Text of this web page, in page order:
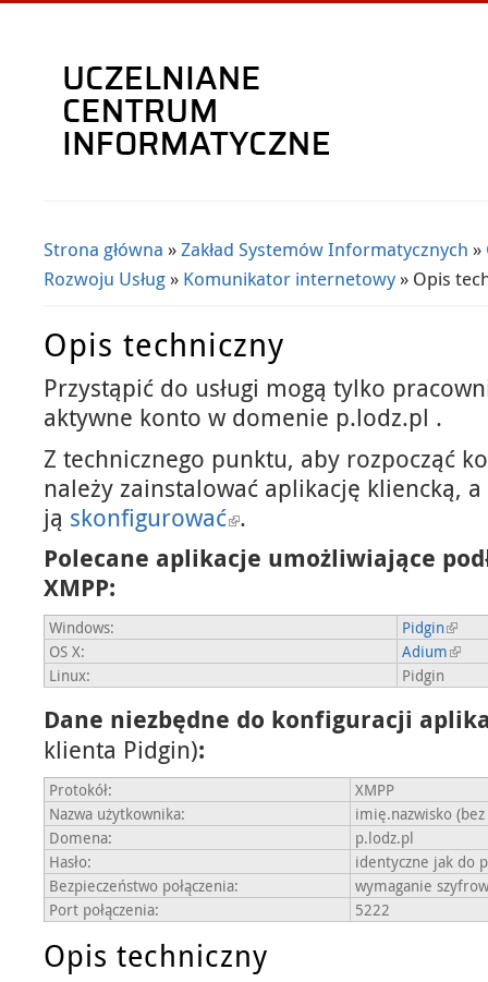
Jesteś tutaj
Strona główna »Zakład Systemów Informatycznych »
Rozwoju Usług » Komunikator internetowy » Opis
Opis techniczny
Przystąpić do usługi mogą tylko
aktywne konto w domenie p.lodz.pl .
Z technicznego punktu, aby rozpocząć
należy zainstalować aplikację kliencką,
ją skonfigurować .
Polecane aplikacje umożliwiające
XMPP:
Windows:
Pidgin
OS X:
Adium
Linux:
Pidgin
Dane niezbędne do konfiguracji
klienta Pidgin):
Protokół:
XMPP
Nazwa użytkownika:
imię.nazwisko
Domena:
p.lodz.pl
Hasło:
identyczne jak do
Bezpieczeństwo połączenia:
wymaganie
Port połączenia:
5222
Opis techniczny